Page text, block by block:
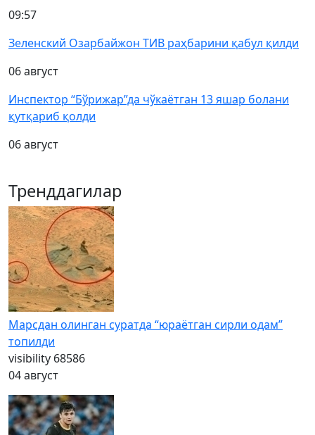
09:57
Зеленский Озарбайжон ТИВ раҳбарини қабул қилди
06 август
Инспектор “Бўрижар”да чўкаётган 13 яшар болани
қутқариб қолди
06 август
Тренддагилар
Марсдан олинган суратда “юраётган сирли одам”
топилди
visibility 68586
04 август